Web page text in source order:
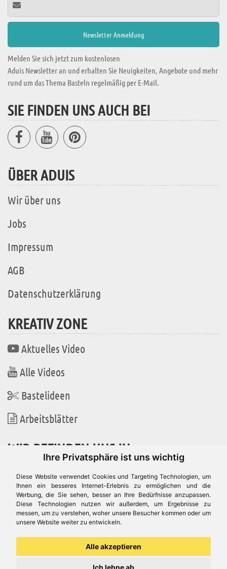
Ihre Privatsphäre ist uns wichtig
Diese Website verwendet Cookies und Targeting Technologien, um
Ihnen ein besseres Internet-Erlebnis zu ermöglichen und die
Werbung, die Sie sehen, besser an Ihre Bedürfnisse anzupassen.
Diese Technologien nutzen wir außerdem, um Ergebnisse zu
messen, um zu verstehen, woher unsere Besucher kommen oder um
unsere Website weiter zu entwickeln.
Alle akzeptieren
Ich lehne ab
Melden Sie sich jetzt zum kostenlosen
Aduis Newsletter an und erhalten Sie Neuigkeiten, Angebote und mehr
rund um das Thema Basteln regelmäßig per E-Mail.
SIE FINDEN UNS AUCH BEI
ÜBER ADUIS
Wir über uns
Jobs
Impressum
AGB
Datenschutzerklärung
KREATIV ZONE
Aktuelles Video
Alle Videos
Bastelideen
Arbeitsblätter
WIR BEFINDEN UNS IN
Es gibt uns auch in